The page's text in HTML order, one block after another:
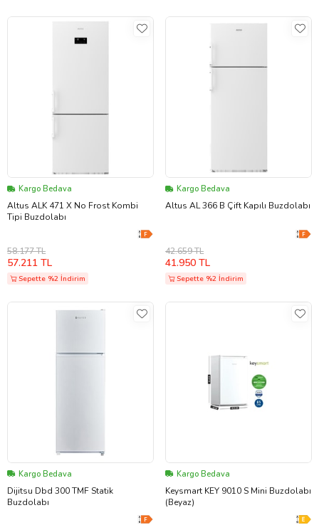
Kargo Bedava
Altus ALK 471 X No Frost Kombi
Tipi Buzdolabı
58.177 TL
57.211 TL
Sepette %2 İndirim
Kargo Bedava
Altus AL 366 B Çift Kapılı Buzdolabı
42.659 TL
41.950 TL
Sepette %2 İndirim
Kargo Bedava
Dijitsu Dbd 300 TMF Statik
Buzdolabı
Kargo Bedava
Keysmart KEY 9010 S Mini Buzdolabı
(Beyaz)